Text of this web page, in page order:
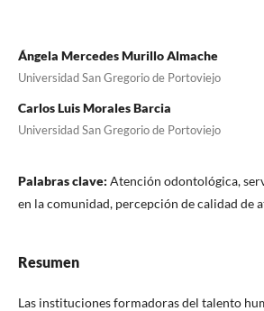
Ángela Mercedes Murillo Almache
Universidad San Gregorio de Portoviejo
Carlos Luis Morales Barcia
Universidad San Gregorio de Portoviejo
Palabras clave: Atención odontológica,
en la comunidad, percepción de calidad de
Resumen
Las instituciones formadoras del talento